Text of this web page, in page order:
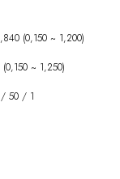
(0,150 ~ 1,200)
(0,150 ~ 1,250)
/ 50 / 1